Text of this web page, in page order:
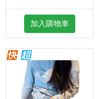
加入購物車